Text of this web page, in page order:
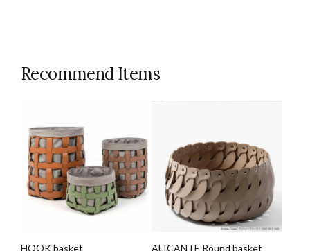
Recommend Items
HOOK basket
ALICANTE Round basket